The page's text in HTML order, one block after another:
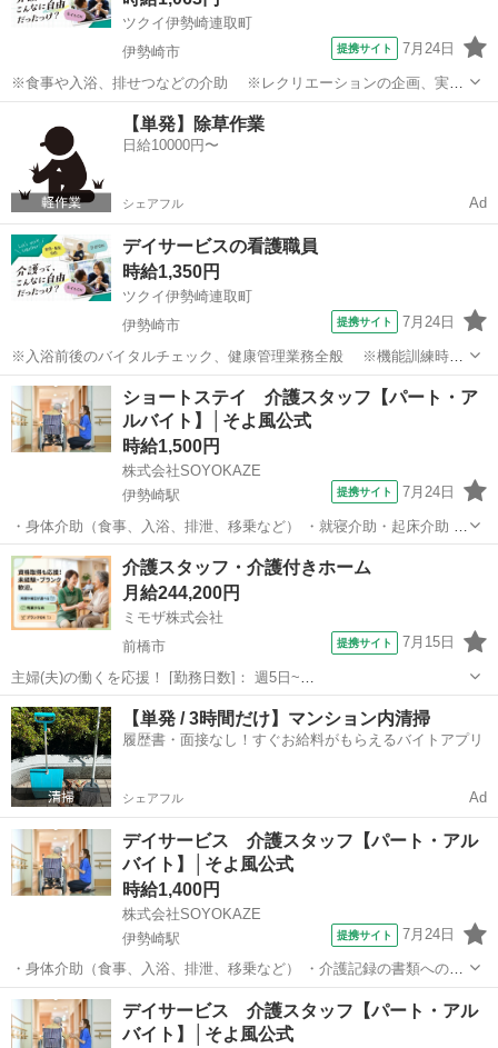
ツクイ伊勢崎連取町
伊勢崎市
提携サイト 7月24日
※食事や入浴、排せつなどの介助 ※レクリエーションの企画、実施
※他スタッフと連携してのケア業務全般 ※送迎・添乗業務 ※各
種記録業務など ◆従事すべき業務の変更の範囲 なし ◆勤務場所の変
更の範囲 なし ◆有期労...
伊勢崎市 介護
【単発】除草作業
日給10000円〜
シェアフル Ad
デイサービスの看護職員
時給1,350円
ツクイ伊勢崎連取町
伊勢崎市
提携サイト 7月24日
※入浴前後のバイタルチェック、健康管理業務全般 ※機能訓練時の
補助業務 ※他スタッフと連携してのケア業務全般 ※各種記録業務
など ※機能訓練指導員との兼務が可能な方 ◆従事すべき業務の変更
の範囲 なし ◆勤務場所の...
群馬 伊勢崎市 介護
ショートステイ 介護スタッフ【パート・ア
ルバイト】│そよ風公式
時給1,500円
株式会社SOYOKAZE
伊勢崎駅
提携サイト 7月24日
・身体介助（食事、入浴、排泄、移乗など） ・就寝介助・起床介助 ・
介護記録の書類への記入（ご利用報告など、簡単なＰＣ操作） ・機能
訓練補助業務 ・レクリエーションや体操の実施 ・清掃、洗濯などの間
接業務 ・食事の準備、お茶と...
群馬 伊勢崎市 伊勢崎駅 介護
介護スタッフ・介護付きホーム
月給244,200円
ミモザ株式会社
前橋市
提携サイト 7月15日
主婦(夫)の働くを応援！ [勤務日数]： 週5日~
07:00~16:00/08:30~17:30/10:00~19:00/16:00~10:00 月/火/水/木/金/土/
日 などから選べます [勤務地・最寄駅]： 群馬...
群馬 前橋市 介護士
【単発 / 3時間だけ】マンション内清掃
履歴書・面接なし！すぐお給料がもらえるバイトアプリ
シェアフル Ad
デイサービス 介護スタッフ【パート・アル
バイト】│そよ風公式
時給1,400円
株式会社SOYOKAZE
伊勢崎駅
提携サイト 7月24日
・身体介助（食事、入浴、排泄、移乗など） ・介護記録の書類への記
入（ご利用報告など、簡単なＰＣ操作） ・機能訓練補助業務 ・レクリ
エーションや体操の実施 ・清掃、洗濯などの間接業務 ・食事の準備、
お茶とおやつ出し ・送迎・添...
群馬 伊勢崎市 伊勢崎駅 介護
デイサービス 介護スタッフ【パート・アル
バイト】│そよ風公式